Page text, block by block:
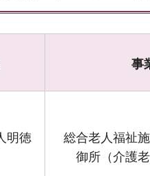
事
明徳
総合老人福祉
御所（介護